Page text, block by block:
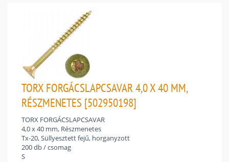
TORX FORGÁCSLAPCSAVAR 4,0 X 40 MM,
RÉSZMENETES [502950198]
TORX FORGÁCSLAPCSAVAR
4,0 x 40 mm, Részmenetes
Tx-20, Süllyesztett fejű, horganyzott
200 db / csomag
S